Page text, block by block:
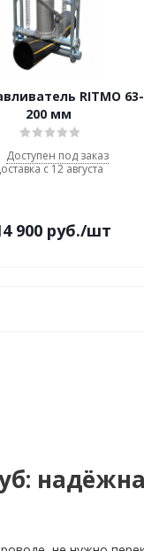
RITMO 63-
200 мм
Доступен под заказ
с 12 августа
900 руб./шт